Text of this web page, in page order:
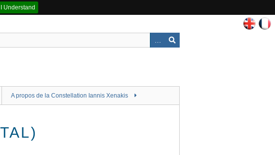
I Understand
A propos de la Constellation Iannis Xenakis